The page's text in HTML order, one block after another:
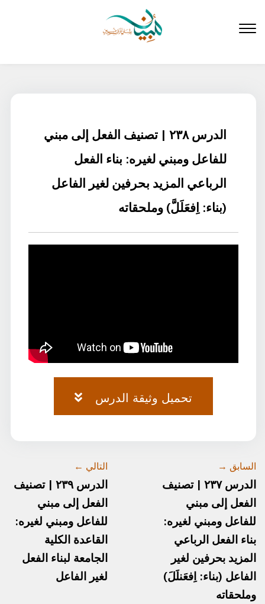
المحتوى
الدرس ٢٣٨ | تصنيف الفعل إلى مبني
للفاعل ومبني لغيره: بناء الفعل
الرباعي المزيد بحرفين لغير الفاعل
(بناء: اِفعَلَلَّ) وملحقاته
تحميل وثيقة الدرس
السابق →
الدرس ٢٣٧ | تصنيف
الفعل إلى مبني
للفاعل ومبني لغيره:
بناء الفعل الرباعي
المزيد بحرفين لغير
الفاعل (بناء: اِفعَنلَلَ)
وملحقاته
التالي ←
الدرس ٢٣٩ | تصنيف
الفعل إلى مبني
للفاعل ومبني لغيره:
القاعدة الكلية
الجامعة لبناء الفعل
لغير الفاعل